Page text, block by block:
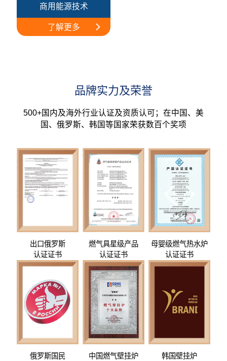
商用能源技术
了解更多
品牌实力及荣誉
500+国内及海外行业认证及资质认可；在中国、美
国、俄罗斯、韩国等国家荣获数百个奖项
出口俄罗斯
认证证书
燃气具星级产品
认证证书
母婴级燃气热水炉
认证证书
俄罗斯国民
中国燃气壁挂炉
韩国壁挂炉